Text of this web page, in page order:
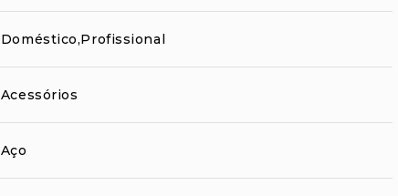
Doméstico,Profissional
Acessórios
Aço